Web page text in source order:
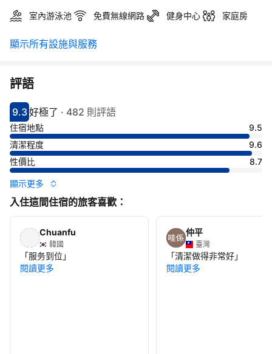
室內游泳池 免費無線網路 健身中心 家庭房
顯示所有設施與服務
評語
分數9.3分
9.3
評比好極了
好極了 · 482 則評語
住宿地點
9.5
清潔程度
9.6
性價比
8.7
顯示更多
入住這間住宿的旅客喜歡：
Chuanfu
韓國
「服务到位 」
閱讀更多
仲平
臺灣
「清潔做得非常好」
閱讀更多